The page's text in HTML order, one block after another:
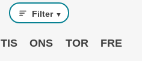
Filter ▼
TIS ONS TOR FRE